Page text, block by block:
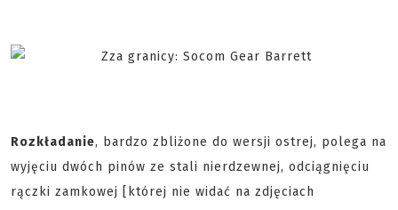
Rozkładanie, bardzo zbliżone do wersji ostrej, polega na
wyjęciu dwóch pinów ze stali nierdzewnej, odciągnięciu
rączki zamkowej [której nie widać na zdjęciach